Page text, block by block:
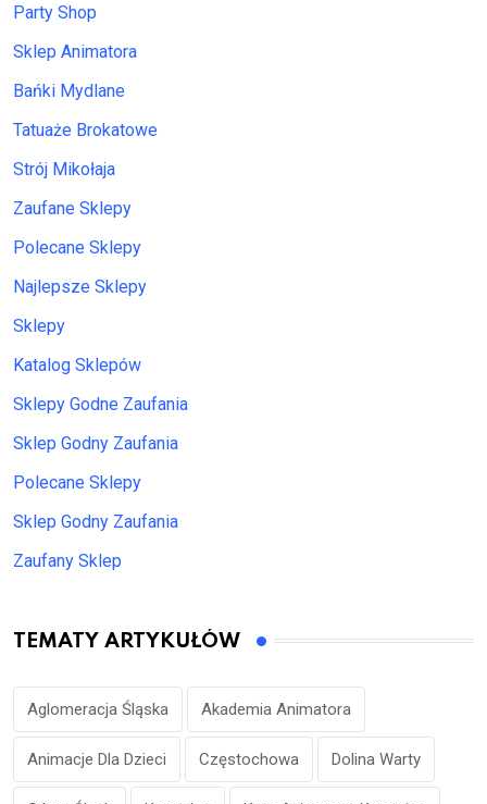
Party Shop
Sklep Animatora
Bańki Mydlane
Tatuaże Brokatowe
Strój Mikołaja
Zaufane Sklepy
Polecane Sklepy
Najlepsze Sklepy
Sklepy
Katalog Sklepów
Sklepy Godne Zaufania
Sklep Godny Zaufania
Polecane Sklepy
Sklep Godny Zaufania
Zaufany Sklep
TEMATY ARTYKUŁÓW
Aglomeracja Śląska Akademia Animatora
Animacje Dla Dzieci Częstochowa Dolina Warty